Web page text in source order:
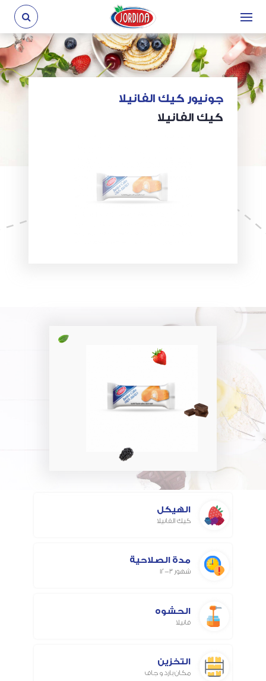
جونيور كيك الفانيلا
كيك الفانيلا
الهيكل
كيك الفانيلا
مدة الصلاحية
شهور 3-12
الحشوه
فانيلا
التخزين
مكان بارد و جاف